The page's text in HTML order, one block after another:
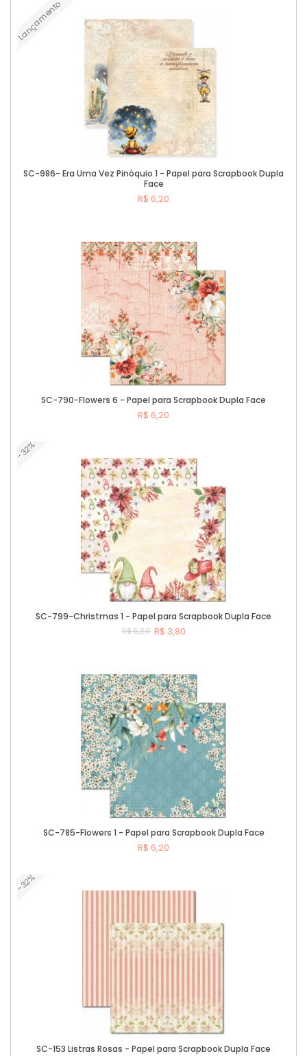
Lançamento
SC-986- Era Uma Vez Pinóquio 1 - Papel para Scrapbook Dupla
Face
R$ 6,20
SC-790-Flowers 6 - Papel para Scrapbook Dupla Face
R$ 6,20
-32%
SC-799-Christmas 1 - Papel para Scrapbook Dupla Face
R$ 5,60 R$ 3,80
SC-785-Flowers 1 - Papel para Scrapbook Dupla Face
R$ 6,20
-32%
SC-153 Listras Rosas - Papel para Scrapbook Dupla Face